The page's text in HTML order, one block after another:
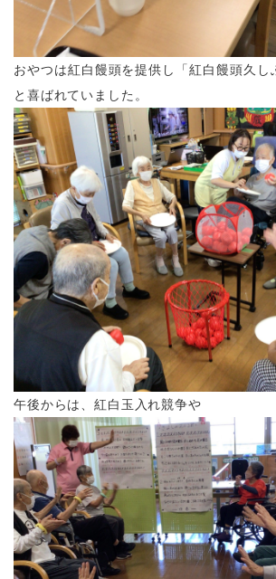
おやつは紅白饅頭を提供し「紅白饅頭久し
と喜ばれていました。
午後からは、紅白玉入れ競争や